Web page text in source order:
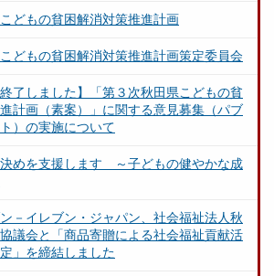
どもの貧困解消対策推進計画
どもの貧困解消対策推進計画策定委員会
終了しました】「第３次秋田県こどもの貧
計画（素案）」に関する意見募集（パブ
）の実施について
めを支援します ～子どもの健やかな成
－イレブン・ジャパン、社会福祉法人秋
議会と「商品寄贈による社会福祉貢献活
」を締結しました